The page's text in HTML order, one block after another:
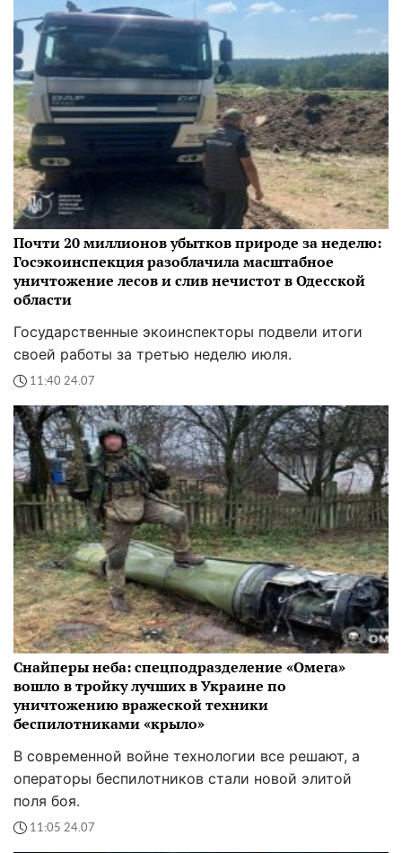
Почти 20 миллионов убытков природе за неделю:
Госэкоинспекция разоблачила масштабное
уничтожение лесов и слив нечистот в Одесской
области
Государственные экоинспекторы подвели итоги
своей работы за третью неделю июля.
11:40 24.07
Снайперы неба: спецподразделение «Омега»
вошло в тройку лучших в Украине по
уничтожению вражеской техники
беспилотниками «крыло»
В современной войне технологии все решают, а
операторы беспилотников стали новой элитой
поля боя.
11:05 24.07